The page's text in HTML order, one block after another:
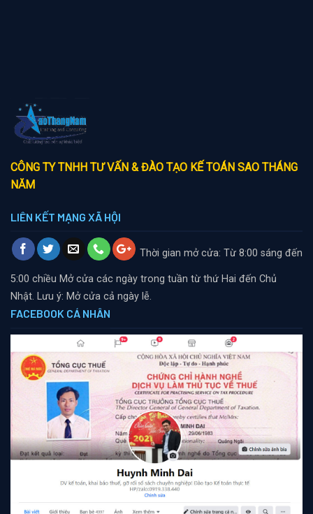
CÔNG TY TNHH TƯ VẤN & ĐÀO TẠO KẾ TOÁN SAO THÁNG
NĂM
LIÊN KẾT MẠNG XÃ HỘI
Thời gian mở cửa: Từ 8:00 sáng đến
5:00 chiều Mở cửa các ngày trong tuần từ thứ Hai đến Chủ
Nhật. Lưu ý: Mở cửa cả ngày lễ.
FACEBOOK CÁ NHÂN